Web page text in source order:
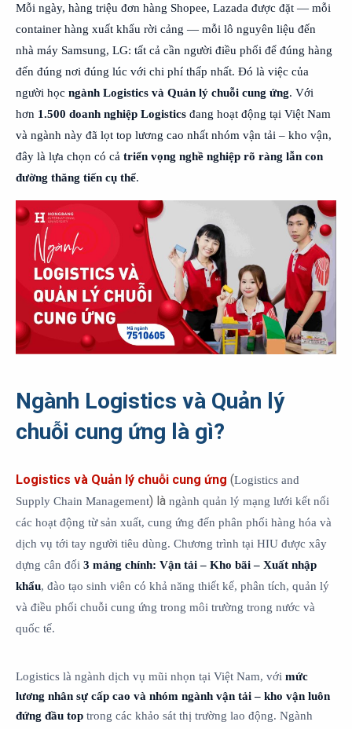
Mỗi ngày, hàng triệu đơn hàng Shopee, Lazada được đặt — mỗi
container hàng xuất khẩu rời cảng — mỗi lô nguyên liệu đến
nhà máy Samsung, LG: tất cả cần người điều phối để đúng hàng
đến đúng nơi đúng lúc với chi phí thấp nhất. Đó là việc của
người học ngành Logistics và Quản lý chuỗi cung ứng. Với
hơn 1.500 doanh nghiệp Logistics đang hoạt động tại Việt Nam
và ngành này đã lọt top lương cao nhất nhóm vận tải – kho vận,
đây là lựa chọn có cả triển vọng nghề nghiệp rõ ràng lẫn con
đường thăng tiến cụ thể.
Ngành Logistics và Quản lý
chuỗi cung ứng là gì?
Logistics và Quản lý chuỗi cung ứng (Logistics and
Supply Chain Management) là ngành quản lý mạng lưới kết nối
các hoạt động từ sản xuất, cung ứng đến phân phối hàng hóa và
dịch vụ tới tay người tiêu dùng. Chương trình tại HIU được xây
dựng cân đối 3 mảng chính: Vận tải – Kho bãi – Xuất nhập
khẩu, đào tạo sinh viên có khả năng thiết kế, phân tích, quản lý
và điều phối chuỗi cung ứng trong môi trường trong nước và
quốc tế.
Logistics là ngành dịch vụ mũi nhọn tại Việt Nam, với mức
lương nhân sự cấp cao và nhóm ngành vận tải – kho vận luôn
đứng đầu top trong các khảo sát thị trường lao động. Ngành